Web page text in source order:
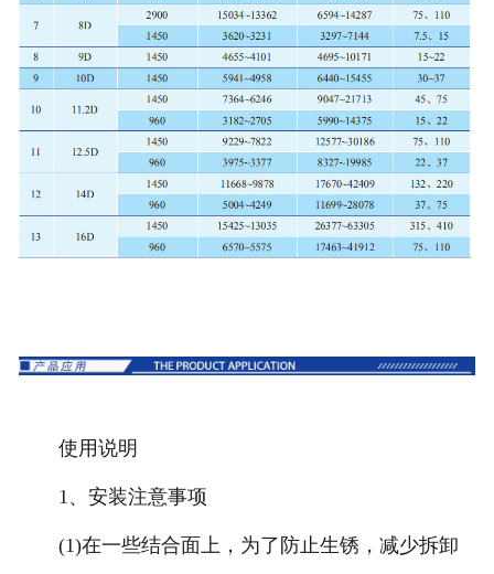
使用说明
1、安装注意事项
(1)在一些结合面上，为了防止生锈，减少拆卸